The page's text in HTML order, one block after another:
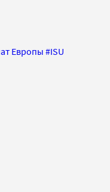
Европы #ISU